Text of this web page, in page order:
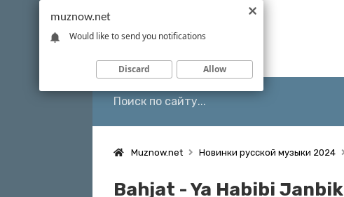
Muznow.net Новинки русской музыки 2024
Bahjat - Ya Habibi Janbik
muznow.net
Would like to send you notifications
Discard Allow